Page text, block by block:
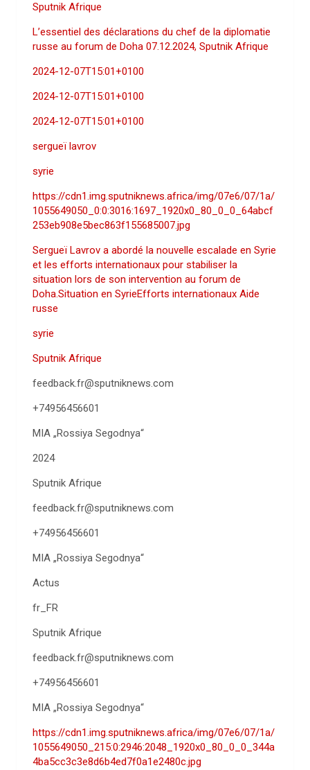
Sputnik Afrique
L’essentiel des déclarations du chef de la diplomatie
russe au forum de Doha 07.12.2024, Sputnik Afrique
2024-12-07T15:01+0100
2024-12-07T15:01+0100
2024-12-07T15:01+0100
sergueï lavrov
syrie
https://cdn1.img.sputniknews.africa/img/07e6/07/1a/
1055649050_0:0:3016:1697_1920x0_80_0_0_64abcf
253eb908e5bec863f155685007.jpg
Sergueï Lavrov a abordé la nouvelle escalade en Syrie
et les efforts internationaux pour stabiliser la
situation lors de son intervention au forum de
Doha.Situation en SyrieEfforts internationaux Aide
russe
syrie
Sputnik Afrique
feedback.fr@sputniknews.com
+74956456601
MIA „Rossiya Segodnya“
2024
Sputnik Afrique
feedback.fr@sputniknews.com
+74956456601
MIA „Rossiya Segodnya“
Actus
fr_FR
Sputnik Afrique
feedback.fr@sputniknews.com
+74956456601
MIA „Rossiya Segodnya“
https://cdn1.img.sputniknews.africa/img/07e6/07/1a/
1055649050_215:0:2946:2048_1920x0_80_0_0_344a
4ba5cc3c3e8d6b4ed7f0a1e2480c.jpg